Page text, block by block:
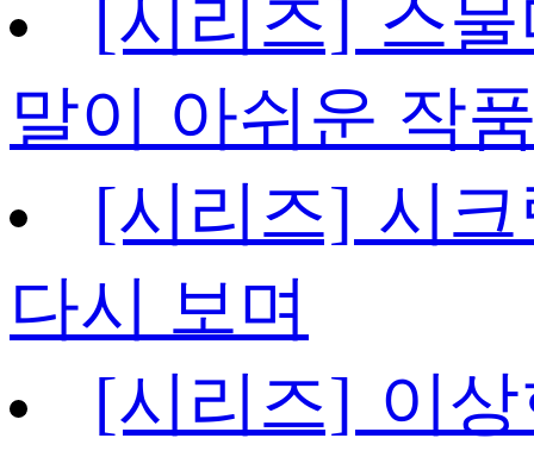
[시리즈] 스
말이 아쉬운 작
[시리즈] 시
다시 보며
[시리즈] 이